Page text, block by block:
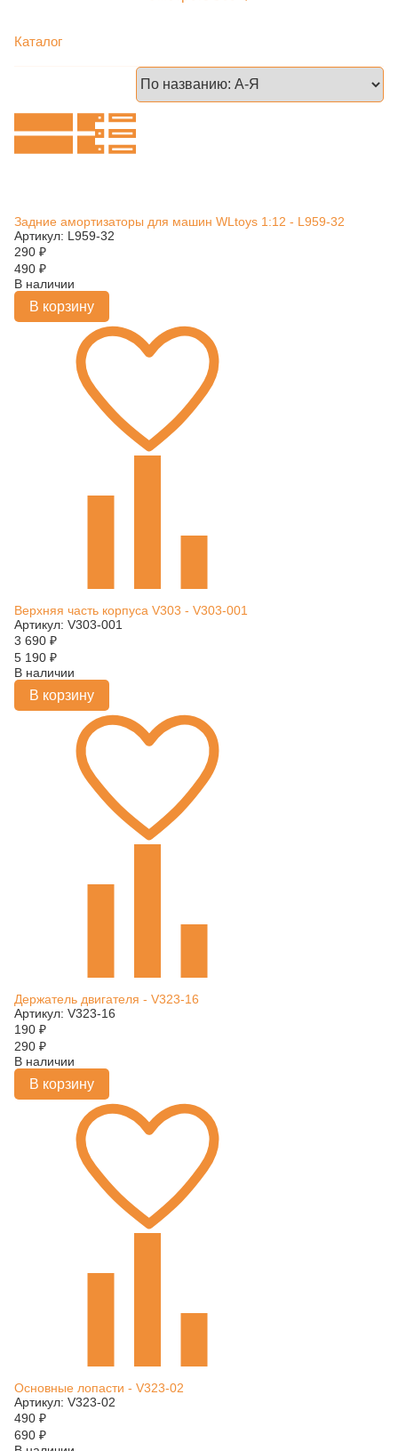
Каталог
Задние амортизаторы для машин WLtoys 1:12 - L959-32
Артикул: L959-32
290 ₽
490 ₽
В наличии
В корзину
Верхняя часть корпуса V303 - V303-001
Артикул: V303-001
3 690 ₽
5 190 ₽
В наличии
В корзину
Держатель двигателя - V323-16
Артикул: V323-16
190 ₽
290 ₽
В наличии
В корзину
Основные лопасти - V323-02
Артикул: V323-02
490 ₽
690 ₽